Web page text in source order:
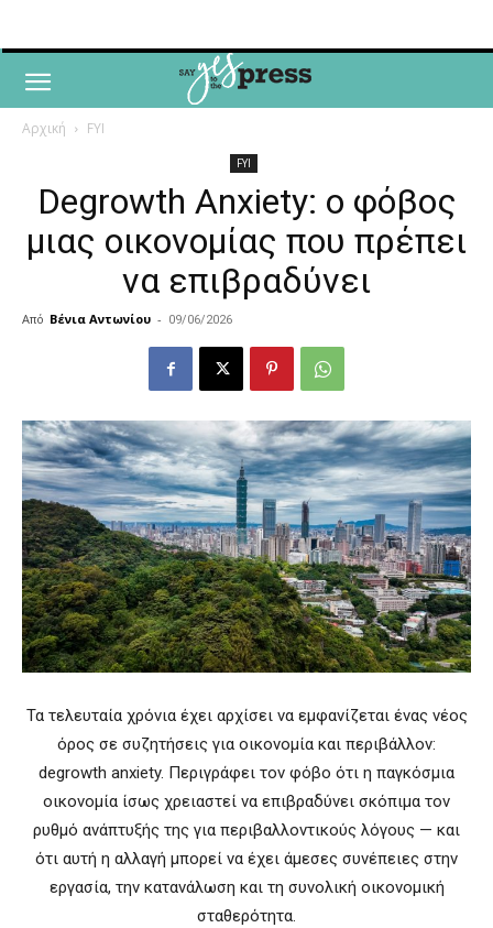
Αρχική FYI
FYI
Degrowth Anxiety: ο φόβος
μιας οικονομίας που πρέπει
να επιβραδύνει
Από Βένια Αντωνίου - 09/06/2026
Τα τελευταία χρόνια έχει αρχίσει να εμφανίζεται ένας νέος
όρος σε συζητήσεις για οικονομία και περιβάλλον:
degrowth anxiety. Περιγράφει τον φόβο ότι η παγκόσμια
οικονομία ίσως χρειαστεί να επιβραδύνει σκόπιμα τον
ρυθμό ανάπτυξής της για περιβαλλοντικούς λόγους — και
ότι αυτή η αλλαγή μπορεί να έχει άμεσες συνέπειες στην
εργασία, την κατανάλωση και τη συνολική οικονομική
σταθερότητα.